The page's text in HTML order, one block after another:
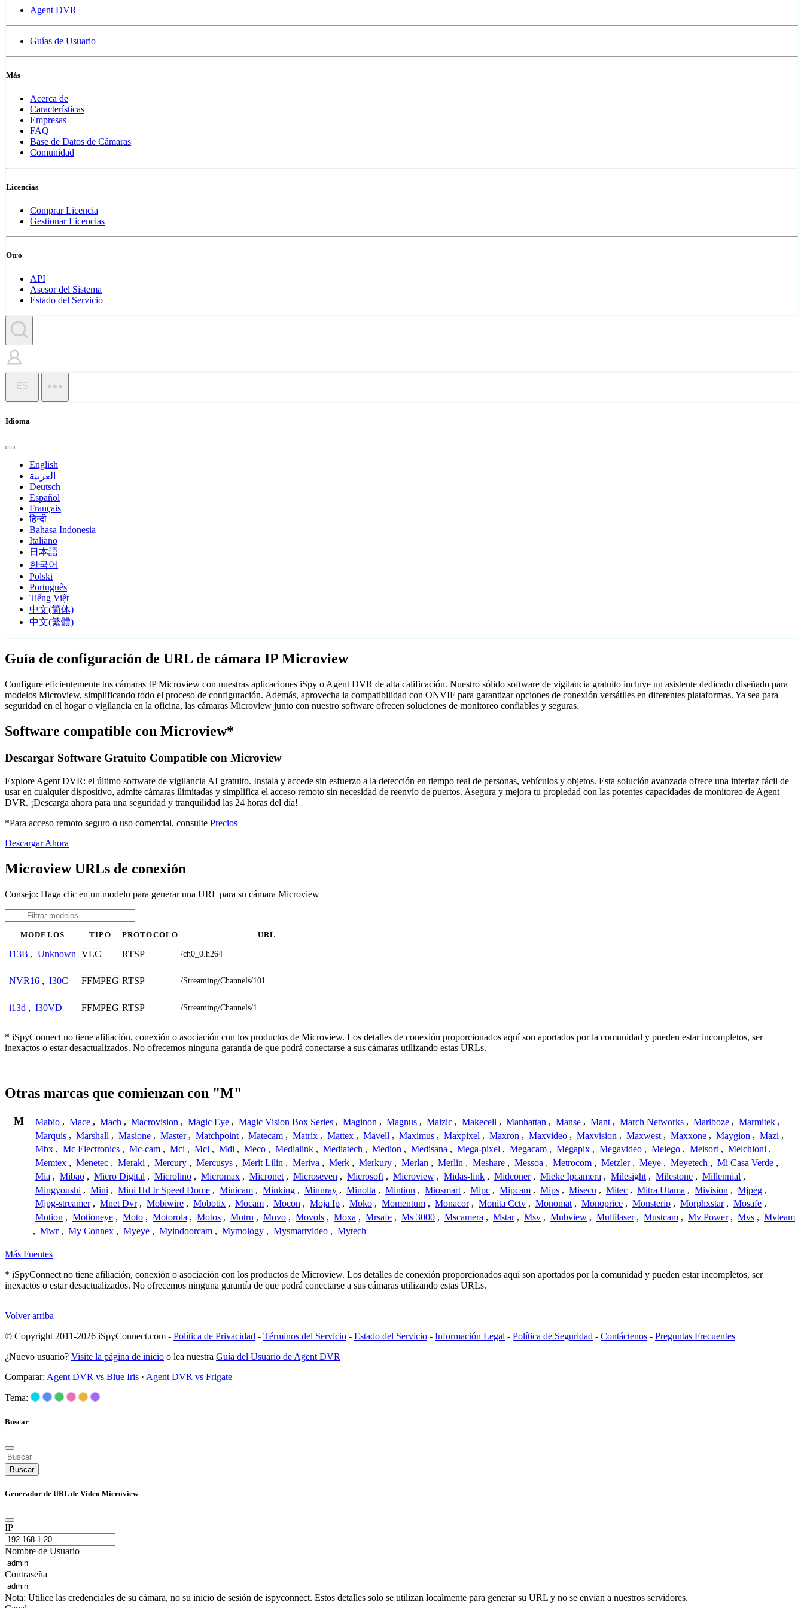
Agent DVR
Guías de Usuario
Más
Acerca de
Características
Empresas
FAQ
Base de Datos de Cámaras
Comunidad
Licencias
Comprar Licencia
Gestionar Licencias
Otro
API
Asesor del Sistema
Estado del Servicio
ES
Idioma
English
العربية
Deutsch
Español
Français
हिन्दी
Bahasa Indonesia
Italiano
日本語
한국어
Polski
Português
Tiếng Việt
中文(简体)
中文(繁體)
Guía de configuración de URL de cámara IP Microview
Configure eficientemente tus cámaras IP Microview con nuestras aplicaciones iSpy o Agent DVR de alta calificación. Nuestro sólido software de vigilancia gratuito incluye un asistente dedicado diseñado para
modelos Microview, simplificando todo el proceso de configuración. Además, aprovecha la compatibilidad con ONVIF para garantizar opciones de conexión versátiles en diferentes plataformas. Ya sea para
seguridad en el hogar o vigilancia en la oficina, las cámaras Microview junto con nuestro software ofrecen soluciones de monitoreo confiables y seguras.
Software compatible con Microview*
Descargar Software Gratuito Compatible con Microview
Explore Agent DVR: el último software de vigilancia AI gratuito. Instala y accede sin esfuerzo a la detección en tiempo real de personas, vehículos y objetos. Esta solución avanzada ofrece una interfaz fácil de
usar en cualquier dispositivo, admite cámaras ilimitadas y simplifica el acceso remoto sin necesidad de reenvío de puertos. Asegura y mejora tu propiedad con las potentes capacidades de monitoreo de Agent
DVR. ¡Descarga ahora para una seguridad y tranquilidad las 24 horas del día!
*Para acceso remoto seguro o uso comercial, consulte Precios
Descargar Ahora
Microview URLs de conexión
Consejo: Haga clic en un modelo para generar una URL para su cámara Microview
MODELOS TIPO PROTOCOLO URL
I13B , Unknown VLC RTSP /ch0_0.h264
NVR16 , I30C FFMPEG RTSP /Streaming/Channels/101
i13d , I30VD FFMPEG RTSP /Streaming/Channels/1
* iSpyConnect no tiene afiliación, conexión o asociación con los productos de Microview. Los detalles de conexión proporcionados aquí son aportados por la comunidad y pueden estar incompletos, ser
inexactos o estar desactualizados. No ofrecemos ninguna garantía de que podrá conectarse a sus cámaras utilizando estas URLs.
Otras marcas que comienzan con "M"
M Mabio , Mace , Mach , Macrovision , Magic Eye , Magic Vision Box Series , Maginon , Magnus , Maizic , Makecell , Manhattan , Manse , Mant , March Networks , Marlboze , Marmitek ,
Marquis , Marshall , Masione , Master , Matchpoint , Matecam , Matrix , Mattex , Mavell , Maximus , Maxpixel , Maxron , Maxvideo , Maxvision , Maxwest , Maxxone , Maygion , Mazi ,
Mbx , Mc Electronics , Mc-cam , Mci , Mcl , Mdi , Meco , Medialink , Mediatech , Medion , Medisana , Mega-pixel , Megacam , Megapix , Megavideo , Meiego , Meisort , Melchioni ,
Memtex , Menetec , Meraki , Mercury , Mercusys , Merit Lilin , Meriva , Merk , Merkury , Merlan , Merlin , Meshare , Messoa , Metrocom , Metzler , Meye , Meyetech , Mi Casa Verde ,
Mia , Mibao , Micro Digital , Microlino , Micromax , Micronet , Microseven , Microsoft , Microview , Midas-link , Midconer , Mieke Ipcamera , Milesight , Milestone , Millennial ,
Mingyoushi , Mini , Mini Hd Ir Speed Dome , Minicam , Minking , Minnray , Minolta , Mintion , Miosmart , Mipc , Mipcam , Mips , Misecu , Mitec , Mitra Utama , Mivision , Mjpeg ,
Mjpg-streamer , Mnet Dvr , Mobiwire , Mobotix , Mocam , Mocon , Moja Ip , Moko , Momentum , Monacor , Monita Cctv , Monomat , Monoprice , Monsterip , Morphxstar , Mosafe ,
Motion , Motioneye , Moto , Motorola , Motos , Motru , Movo , Movols , Moxa , Mrsafe , Ms 3000 , Mscamera , Mstar , Msv , Mubview , Multilaser , Mustcam , Mv Power , Mvs , Mvteam
, Mwr , My Connex , Myeye , Myindoorcam , Mymology , Mysmartvideo , Mytech
Más Fuentes
* iSpyConnect no tiene afiliación, conexión o asociación con los productos de Microview. Los detalles de conexión proporcionados aquí son aportados por la comunidad y pueden estar incompletos, ser
inexactos o estar desactualizados. No ofrecemos ninguna garantía de que podrá conectarse a sus cámaras utilizando estas URLs.
Volver arriba
© Copyright 2011-2026 iSpyConnect.com - Política de Privacidad - Términos del Servicio - Estado del Servicio - Información Legal - Política de Seguridad - Contáctenos - Preguntas Frecuentes
¿Nuevo usuario? Visite la página de inicio o lea nuestra Guía del Usuario de Agent DVR
Comparar: Agent DVR vs Blue Iris · Agent DVR vs Frigate
Tema:
Buscar
Buscar
Generador de URL de Video Microview
IP
Nombre de Usuario
Contraseña
Nota: Utilice las credenciales de su cámara, no su inicio de sesión de ispyconnect. Estos detalles solo se utilizan localmente para generar su URL y no se envían a nuestros servidores.